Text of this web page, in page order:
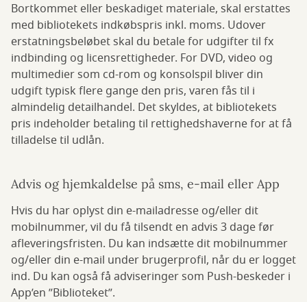
Bortkommet eller beskadiget materiale, skal erstattes
med bibliotekets indkøbspris inkl. moms. Udover
erstatningsbeløbet skal du betale for udgifter til fx
indbinding og licensrettigheder. For DVD, video og
multimedier som cd-rom og konsolspil bliver din
udgift typisk flere gange den pris, varen fås til i
almindelig detailhandel. Det skyldes, at bibliotekets
pris indeholder betaling til rettighedshaverne for at få
tilladelse til udlån.
Advis og hjemkaldelse på sms, e-mail eller App
Hvis du har oplyst din e-mailadresse og/eller dit
mobilnummer, vil du få tilsendt en advis 3 dage før
afleveringsfristen. Du kan indsætte dit mobilnummer
og/eller din e-mail under brugerprofil, når du er logget
ind. Du kan også få adviseringer som Push-beskeder i
App’en ”Biblioteket”.